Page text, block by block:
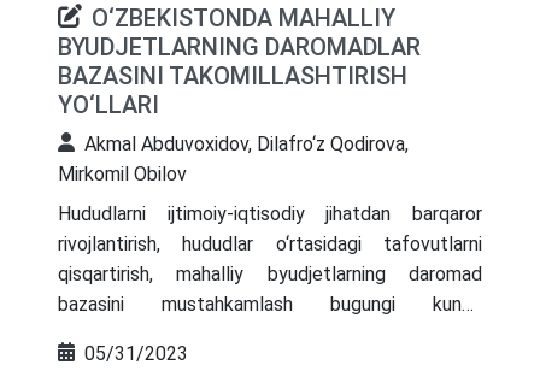
darajasiga qarab, odam ma'lum bir maqsadga
erishadi: omon qolish, moddiy boylik, rivojlanish.
O‘ZBEKISTONDA MAHALLIY
BYUDJETLARNING DAROMADLAR
BAZASINI TAKOMILLASHTIRISH
YO‘LLARI
Akmal Abduvoxidov, Dilafro‘z Qodirova,
Mirkomil Obilov
Hududlarni ijtimoiy-iqtisodiy jihatdan barqaror
rivojlantirish, hududlar o‘rtasidagi tafovutlarni
qisqartirish, mahalliy byudjetlarning daromad
bazasini mustahkamlash bugungi kunda
iqtisodiy siyosatining muhim yo‘nalishlaridan biri
05/31/2023